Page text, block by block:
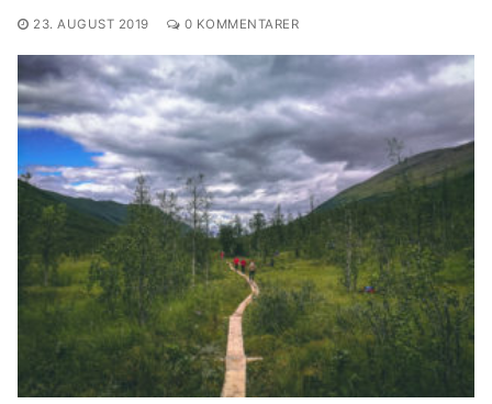
23. AUGUST 2019 0 KOMMENTARER